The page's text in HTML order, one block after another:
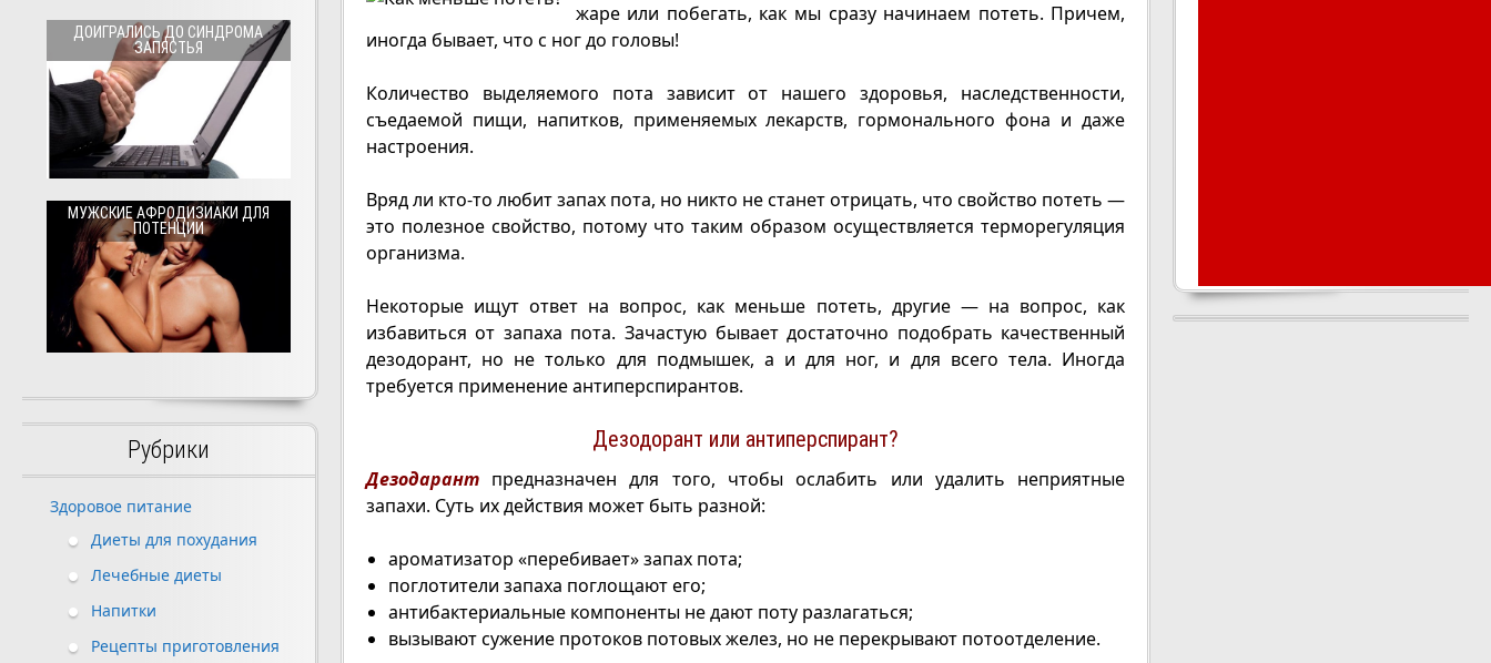
жаре или побегать, как мы сразу начинаем потеть. Причем,
иногда бывает, что с ног до головы!
Количество выделяемого пота зависит от нашего здоровья, наследственности,
съедаемой пищи, напитков, применяемых лекарств, гормонального фона и даже
настроения.
Вряд ли кто-то любит запах пота, но никто не станет отрицать, что свойство потеть —
это полезное свойство, потому что таким образом осуществляется терморегуляция
организма.
Некоторые ищут ответ на вопрос, как меньше потеть, другие — на вопрос, как
избавиться от запаха пота. Зачастую бывает достаточно подобрать качественный
дезодорант, но не только для подмышек, а и для ног, и для всего тела. Иногда
требуется применение антиперспирантов.
Дезодорант или антиперспирант?
Дезодарант предназначен для того, чтобы ослабить или удалить неприятные
запахи. Суть их действия может быть разной:
ароматизатор «перебивает» запах пота;
поглотители запаха поглощают его;
антибактериальные компоненты не дают поту разлагаться;
вызывают сужение протоков потовых желез, но не перекрывают потоотделение.
ДОИГРАЛИСЬ ДО СИНДРОМА
ЗАПЯСТЬЯ
МУЖСКИЕ АФРОДИЗИАКИ ДЛЯ
ПОТЕНЦИИ
Рубрики
Здоровое питание
Диеты для похудания
Лечебные диеты
Напитки
Рецепты приготовления